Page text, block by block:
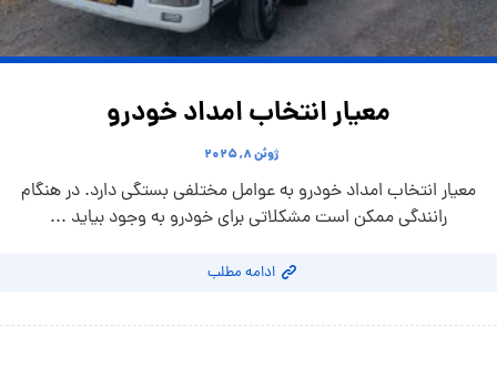
معیار انتخاب امداد خودرو
ژوئن ۸, ۲۰۲۵
معیار انتخاب امداد خودرو به عوامل مختلفی بستگی دارد. در هنگام
رانندگی ممکن است مشکلاتی برای خودرو به وجود بیاید ...
ادامه مطلب